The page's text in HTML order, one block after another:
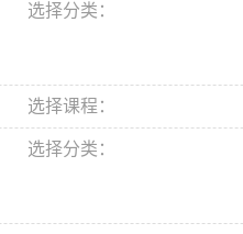
选择分类：
选择课程：
选择分类：